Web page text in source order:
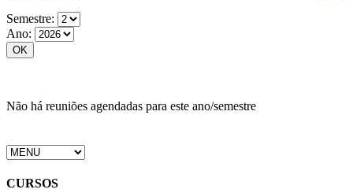
Semestre:
Ano:
Não há reuniões agendadas para este ano/semestre
CURSOS